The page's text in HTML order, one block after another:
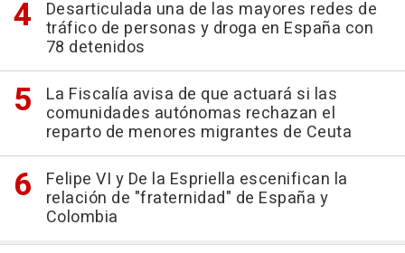
Desarticulada una de las mayores redes de
tráfico de personas y droga en España con
78 detenidos
La Fiscalía avisa de que actuará si las
comunidades autónomas rechazan el
reparto de menores migrantes de Ceuta
Felipe VI y De la Espriella escenifican la
relación de "fraternidad" de España y
Colombia